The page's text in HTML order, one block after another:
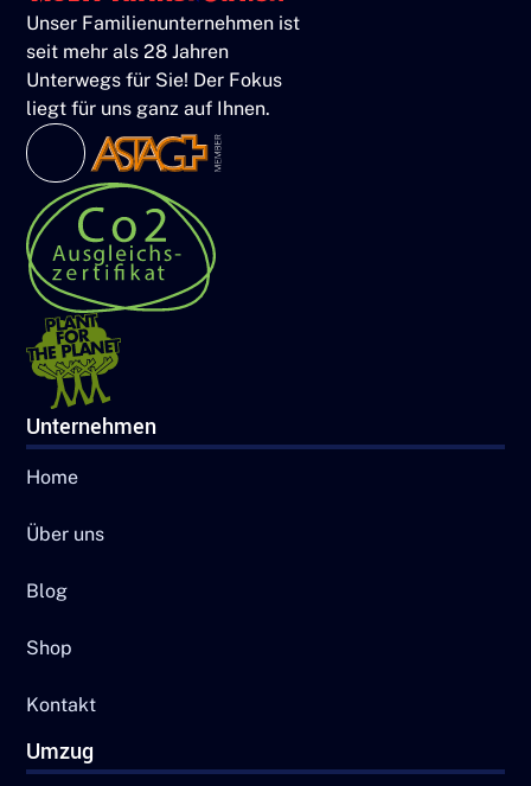
Unser Familienunternehmen ist
seit mehr als 28 Jahren
Unterwegs für Sie! Der Fokus
liegt für uns ganz auf Ihnen.
Unternehmen
Home
Über uns
Blog
Shop
Kontakt
Umzug